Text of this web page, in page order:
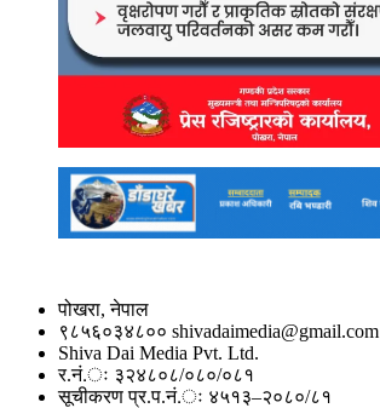
पोखरा, नेपाल
९८५६०३४८०० shivadaimedia@gmail.com
Shiva Dai Media Pvt. Ltd.
र.नं.ः ३२४८०८/०८०/०८१
सूचीकरण प्र.प.नं.ः ४५१३–२०८०/८१